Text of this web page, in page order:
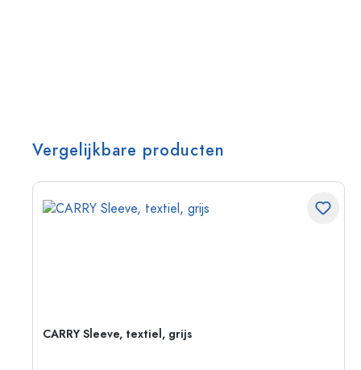
Vergelijkbare producten
CARRY Sleeve, textiel, grijs